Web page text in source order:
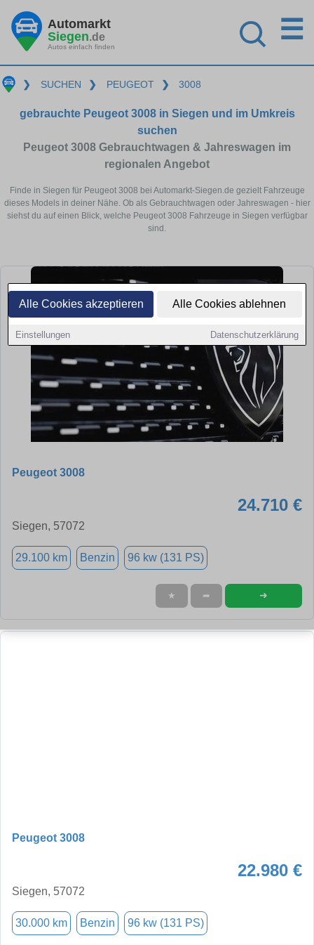
Alle Cookies akzeptieren Alle Cookies ablehnen
Einstellungen Datenschutzerklärung
Automarkt
Siegen.de
Autos einfach finden
☰
❯ SUCHEN ❯ PEUGEOT ❯ 3008
gebrauchte Peugeot 3008 in Siegen und im Umkreis
suchen
Peugeot 3008 Gebrauchtwagen & Jahreswagen im
regionalen Angebot
Finde in Siegen für Peugeot 3008 bei Automarkt-Siegen.de gezielt Fahrzeuge
dieses Models in deiner Nähe. Ob als Gebrauchtwagen oder Jahreswagen - hier
siehst du auf einen Blick, welche Peugeot 3008 Fahrzeuge in Siegen verfügbar
sind.
Peugeot 3008
24.710 €
Siegen, 57072
29.100 km Benzin 96 kw (131 PS)
★ ➦ ➜
Peugeot 3008
22.980 €
Siegen, 57072
30.000 km Benzin 96 kw (131 PS)